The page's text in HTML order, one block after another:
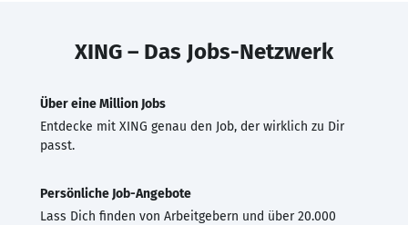
XING – Das Jobs-Netzwerk
Über eine Million Jobs
Entdecke mit XING genau den Job, der wirklich zu Dir
passt.
Persönliche Job-Angebote
Lass Dich finden von Arbeitgebern und über 20.000